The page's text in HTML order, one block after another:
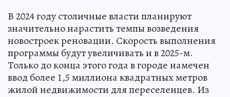
В 2024 году столичные власти планируют
значительно нарастить темпы возведения
новостроек реновации. Скорость выполнения
программы будут увеличивать и в 2025-м.
Только до конца этого года в городе намечен
ввод более 1,5 миллиона квадратных метров
жилой недвижимости для переселенцев. Из